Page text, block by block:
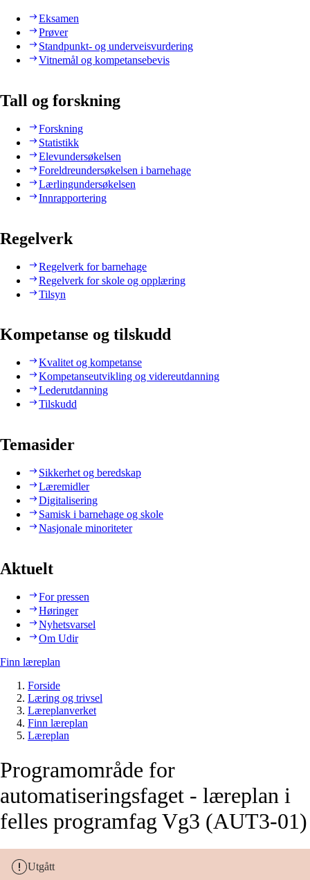
Eksamen
Prøver
Standpunkt- og underveisvurdering
Vitnemål og kompetansebevis
Tall og forskning
Forskning
Statistikk
Elevundersøkelsen
Foreldreundersøkelsen i barnehage
Lærlingundersøkelsen
Innrapportering
Regelverk
Regelverk for barnehage
Regelverk for skole og opplæring
Tilsyn
Kompetanse og tilskudd
Kvalitet og kompetanse
Kompetanseutvikling og videreutdanning
Lederutdanning
Tilskudd
Temasider
Sikkerhet og beredskap
Læremidler
Digitalisering
Samisk i barnehage og skole
Nasjonale minoriteter
Aktuelt
For pressen
Høringer
Nyhetsvarsel
Om Udir
Finn læreplan
Forside
Læring og trivsel
Læreplanverket
Finn læreplan
Læreplan
Programområde for
automatiseringsfaget - læreplan i
felles programfag Vg3 (AUT3-01)
Utgått